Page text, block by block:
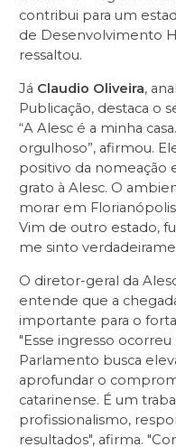
contribui para um
de Desenvolvimento
ressaltou.
Já Claudio Oliveira,
Publicação, destaca
“A Alesc é a minha
orgulhoso”, afirmou.
positivo da nomeação
grato à Alesc. O
morar em
Vim de outro estado,
me sinto
O diretor-geral da
entende que a
importante para o
"Esse ingresso
Parlamento busca
aprofundar o
catarinense. É um
profissionalismo,
resultados", afirma.